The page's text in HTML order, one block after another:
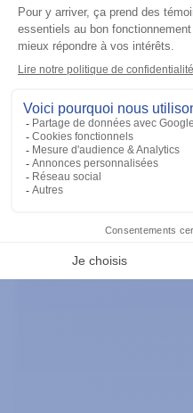
Accessoires général
UHF 3.5dB Gain
Ajouter à la liste